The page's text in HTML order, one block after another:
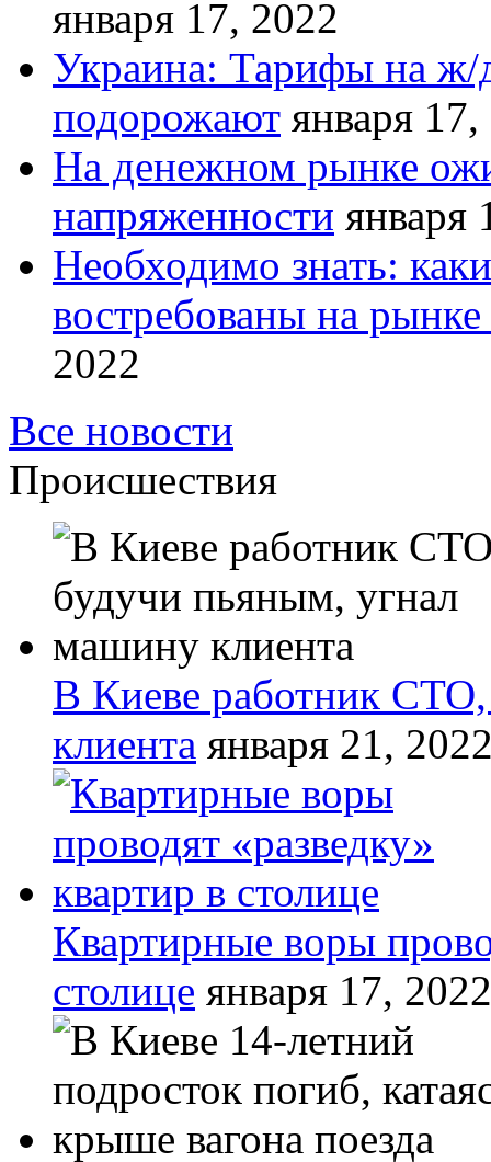
января 17, 2022
Украина: Тарифы на ж/
подорожают января
На денежном рынке
напряженности января
Необходимо знать:
востребованы на
2022
Все новости
Происшествия
В Киеве работник
клиента января 21,
Квартирные воры
столице января 17, 2022